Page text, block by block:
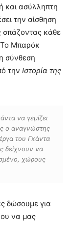
και ασύλληπτη
την αίσθηση
σπάζοντας κάθε
Το Μπαρόκ
σύνθεση
την Ιστορία της
να γεμίζει
ο αναγνώστης
του Γκάντα
δείχνουν να
χώρους
δώσουμε για
να μας